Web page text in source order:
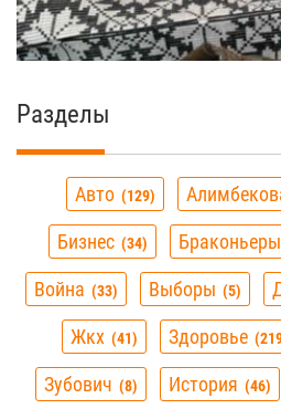
Разделы
Авто 129
Бизнес 34 Браконьеры
Война 33 Выборы 5
Жкх 41 Здоровье
Зубович 8 История 46